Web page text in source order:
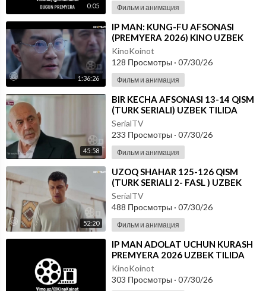
0:05 Фильм и анимация
1:36:26
⁣IP MAN: KUNG-FU AFSONASI
(PREMYERA 2026) KINO UZBEK
TILIDA - SKACHAT
KinoKoinot
128 Просмотры · 07/30/26
Фильм и анимация
45:58
⁣BIR KECHA AFSONASI 13-14 QISM
(TURK SERIALI) UZBEK TILIDA
SerialTV
233 Просмотры · 07/30/26
Фильм и анимация
52:20
⁣UZOQ SHAHAR 125-126 QISM
(TURK SERIALI 2- FASL ) UZBEK
TILIDA
SerialTV
488 Просмотры · 07/30/26
Фильм и анимация
⁣IP MAN ADOLAT UCHUN KURASH
PREMYERA 2026 UZBEK TILIDA
KinoKoinot
303 Просмотры · 07/30/26